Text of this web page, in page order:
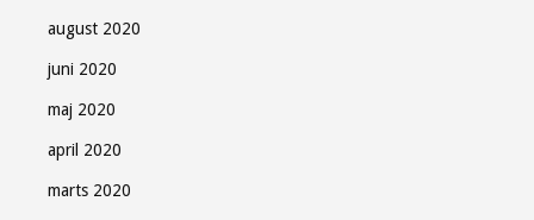
august 2020
juni 2020
maj 2020
april 2020
marts 2020